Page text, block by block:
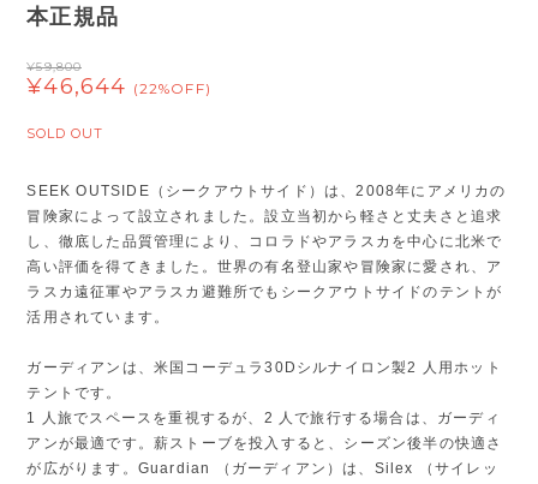
本正規品
¥59,800
¥46,644 (22%OFF)
SOLD OUT
SEEK OUTSIDE（シークアウトサイド）は、2008年にアメリカの
冒険家によって設立されました。設立当初から軽さと丈夫さと追求
し、徹底した品質管理により、コロラドやアラスカを中心に北米で
高い評価を得てきました。世界の有名登山家や冒険家に愛され、ア
ラスカ遠征軍やアラスカ避難所でもシークアウトサイドのテントが
活用されています。
ガーディアンは、米国コーデュラ30Dシルナイロン製2 人用ホット
テントです。
1 人旅でスペースを重視するが、2 人で旅行する場合は、ガーディ
アンが最適です。薪ストーブを投入すると、シーズン後半の快適さ
が広がります。Guardian （ガーディアン）は、Silex （サイレッ